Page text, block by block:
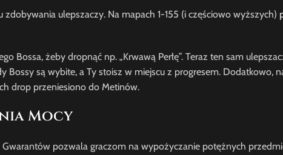
ulepszaczy. Na mapach 1-155 (i częściowo wyższych)
Bossa, żeby dropnąć np. „Krwawą Perłę”. Teraz ten sam
Bossy są wybite, a Ty stoisz w miejscu z progresem. Dodatkowo,
drop przeniesiono do Metinów.
Mocy
pozwala graczom na wypożyczanie potężnych